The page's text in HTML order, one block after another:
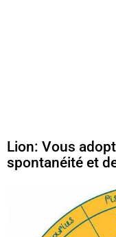
Lion: Vous
spontanéité et